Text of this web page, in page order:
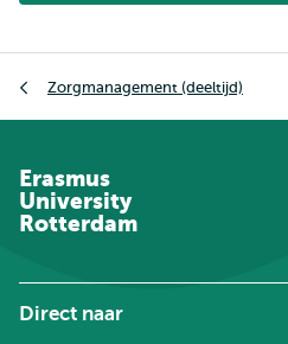
Zorgmanagement (deeltijd)
Erasmus
University
Rotterdam
Direct naar